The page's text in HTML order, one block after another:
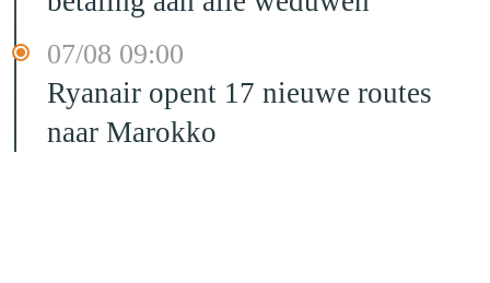
07/08 09:00
Ryanair opent 17 nieuwe routes
naar Marokko